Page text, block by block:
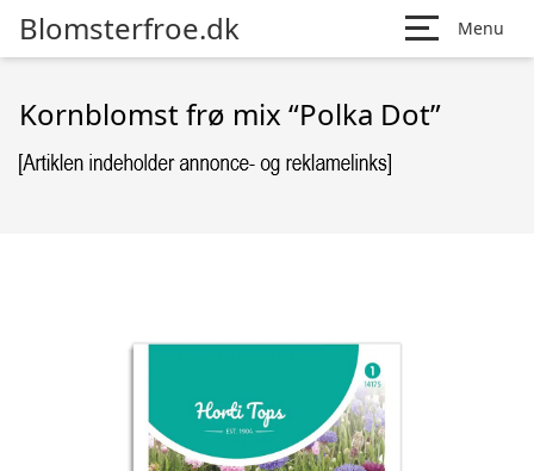
Blomsterfroe.dk Menu
Kornblomst frø mix “Polka Dot”